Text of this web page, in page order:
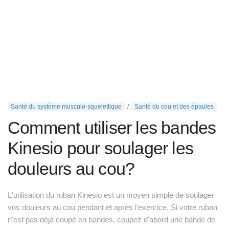
Santé du système musculo-squelettique Santé du cou et des épaules
Comment utiliser les bandes
Kinesio pour soulager les
douleurs au cou?
L'utilisation du ruban Kinesio est un moyen simple de soulager
vos douleurs au cou pendant et après l'exercice. Si votre ruban
n'est pas déjà coupé en bandes, coupez d'abord une bande de